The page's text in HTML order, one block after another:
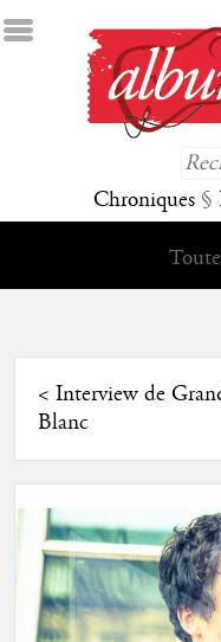
Chroniques §
< Interview de
Blanc